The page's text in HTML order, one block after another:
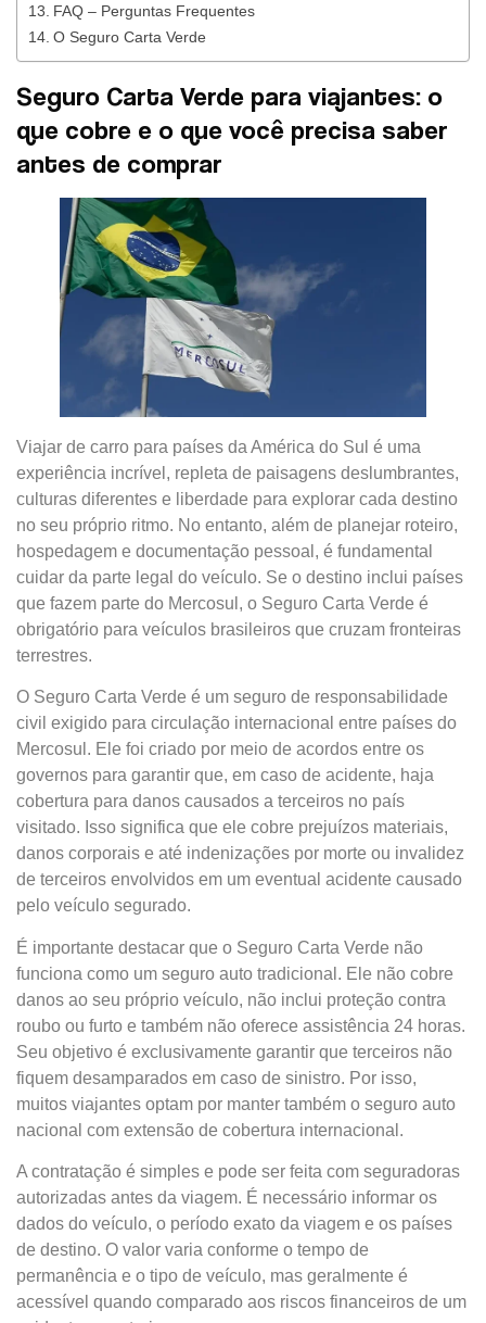
FAQ – Perguntas Frequentes
O Seguro Carta Verde
Seguro Carta Verde para viajantes: o
que cobre e o que você precisa saber
antes de comprar
Viajar de carro para países da América do Sul é uma
experiência incrível, repleta de paisagens deslumbrantes,
culturas diferentes e liberdade para explorar cada destino
no seu próprio ritmo. No entanto, além de planejar roteiro,
hospedagem e documentação pessoal, é fundamental
cuidar da parte legal do veículo. Se o destino inclui países
que fazem parte do Mercosul, o Seguro Carta Verde é
obrigatório para veículos brasileiros que cruzam fronteiras
terrestres.
O Seguro Carta Verde é um seguro de responsabilidade
civil exigido para circulação internacional entre países do
Mercosul. Ele foi criado por meio de acordos entre os
governos para garantir que, em caso de acidente, haja
cobertura para danos causados a terceiros no país
visitado. Isso significa que ele cobre prejuízos materiais,
danos corporais e até indenizações por morte ou invalidez
de terceiros envolvidos em um eventual acidente causado
pelo veículo segurado.
É importante destacar que o Seguro Carta Verde não
funciona como um seguro auto tradicional. Ele não cobre
danos ao seu próprio veículo, não inclui proteção contra
roubo ou furto e também não oferece assistência 24 horas.
Seu objetivo é exclusivamente garantir que terceiros não
fiquem desamparados em caso de sinistro. Por isso,
muitos viajantes optam por manter também o seguro auto
nacional com extensão de cobertura internacional.
A contratação é simples e pode ser feita com seguradoras
autorizadas antes da viagem. É necessário informar os
dados do veículo, o período exato da viagem e os países
de destino. O valor varia conforme o tempo de
permanência e o tipo de veículo, mas geralmente é
acessível quando comparado aos riscos financeiros de um